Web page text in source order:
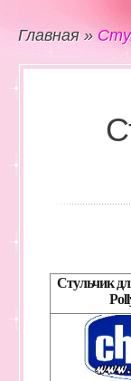
Главная »
Cтульчик